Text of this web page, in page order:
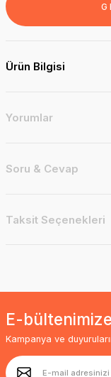
Ürün Bilgisi
Yorumlar
Soru & Cevap
Taksit Seçenekleri
E-
Kampanya ve